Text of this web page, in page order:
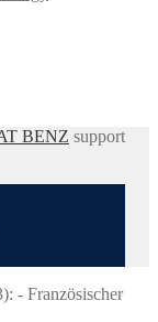
BENZ support